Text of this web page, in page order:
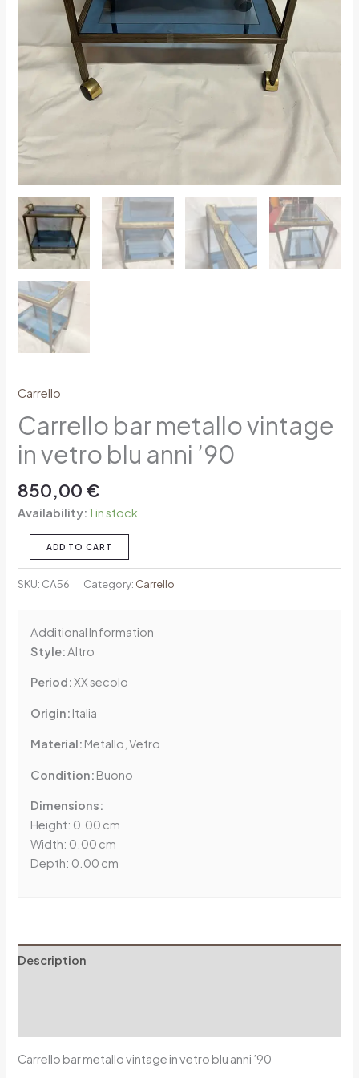
Carrello
Carrello bar metallo vintage
in vetro blu anni ’90
850,00 €
Availability:1 in stock
ADD TO CART
SKU: CA56 Category: Carrello
Additional Information
Style: Altro
Period:XX secolo
Origin: Italia
Material: Metallo, Vetro
Condition: Buono
Dimensions:
Height: 0.00 cm
Width: 0.00 cm
Depth: 0.00 cm
Description
Carrello bar metallo vintage in vetro blu anni ’90